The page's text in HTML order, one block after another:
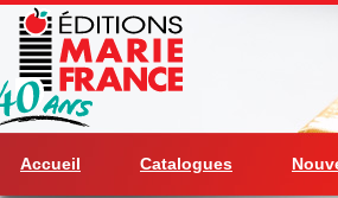
Accueil Catalogues